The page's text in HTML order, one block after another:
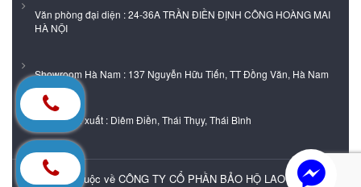
Văn phòng đại diện : 24-36A TRẦN ĐIỀN ĐỊNH CÔNG HOÀNG MAI
HÀ NỘI
Showroom Hà Nam : 137 Nguyễn Hữu Tiến, TT Đồng Văn, Hà Nam
Xưởng sản xuất : Diêm Điền, Thái Thụy, Thái Bình
Bản quyền thuộc về CÔNG TY CỔ PHẦN BẢO HỘ LAO ĐỘNG